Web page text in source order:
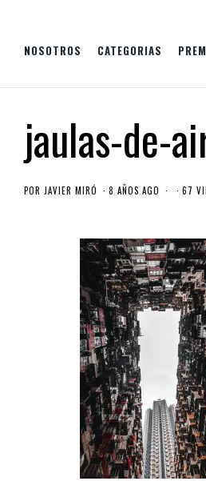
NOSOTROS CATEGORIAS
jaulas-de-
POR JAVIER MIRÓ 8 AÑOS AGO 67